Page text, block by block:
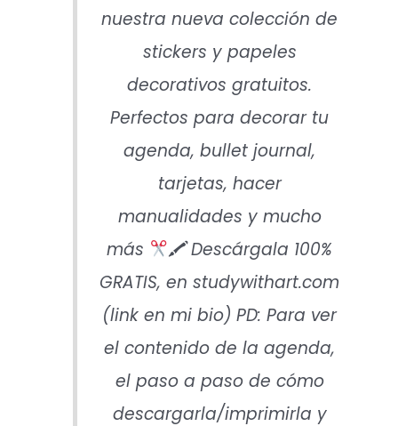
nuestra nueva colección de
stickers y papeles
decorativos gratuitos.
Perfectos para decorar tu
agenda, bullet journal,
tarjetas, hacer
manualidades y mucho
más
🖍 Descárgala 100%
GRATIS, en studywithart.com
(link en mi bio) PD: Para ver
el contenido de la agenda,
el paso a paso de cómo
descargarla/imprimirla y